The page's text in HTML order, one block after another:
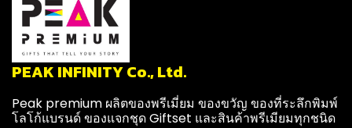
PEAK INFINITY Co., Ltd.
Peak premium ผลิตของพรีเมี่ยม ของขวัญ ของที่ระลึกพิมพ์
โลโก้แบรนด์ ของแจกชุด Giftset และสินค้าพรีเมียมทุกชนิด